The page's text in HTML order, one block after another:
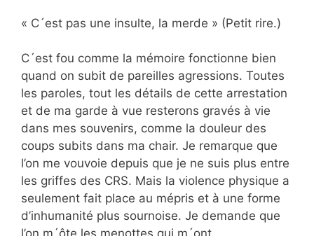
« C´est pas une insulte, la merde » (Petit rire.)
C´est fou comme la mémoire fonctionne bien
quand on subit de pareilles agressions. Toutes
les paroles, tout les détails de cette arrestation
et de ma garde à vue resterons gravés à vie
dans mes souvenirs, comme la douleur des
coups subits dans ma chair. Je remarque que
l’on me vouvoie depuis que je ne suis plus entre
les griffes des CRS. Mais la violence physique a
seulement fait place au mépris et à une forme
d’inhumanité plus sournoise. Je demande que
l’on m´ôte les menottes qui m´ont